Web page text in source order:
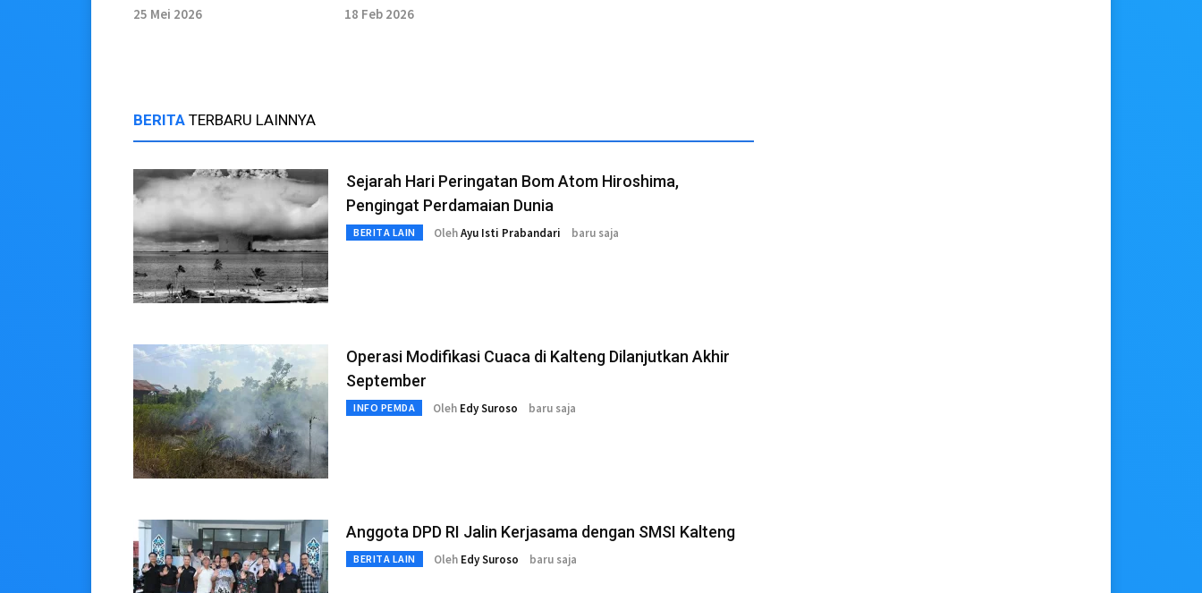
Terkait Aturan
25 Mei 2026
Sejahtera
18 Feb 2026
BERITA TERBARU LAINNYA
Sejarah Hari Peringatan Bom Atom Hiroshima,
Pengingat Perdamaian Dunia
BERITA LAIN OlehAyu Isti Prabandari baru saja
Operasi Modifikasi Cuaca di Kalteng Dilanjutkan Akhir
September
INFO PEMDA Oleh Edy Suroso baru saja
Anggota DPD RI Jalin Kerjasama dengan SMSI Kalteng
BERITA LAIN Oleh Edy Suroso baru saja